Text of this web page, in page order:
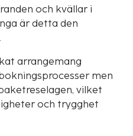
och kvällar i
är detta den
arrangemang
men
vilket
och trygghet